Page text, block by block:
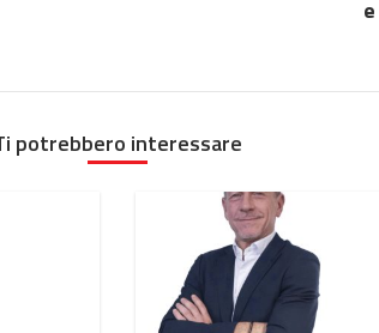
potrebbero interessare